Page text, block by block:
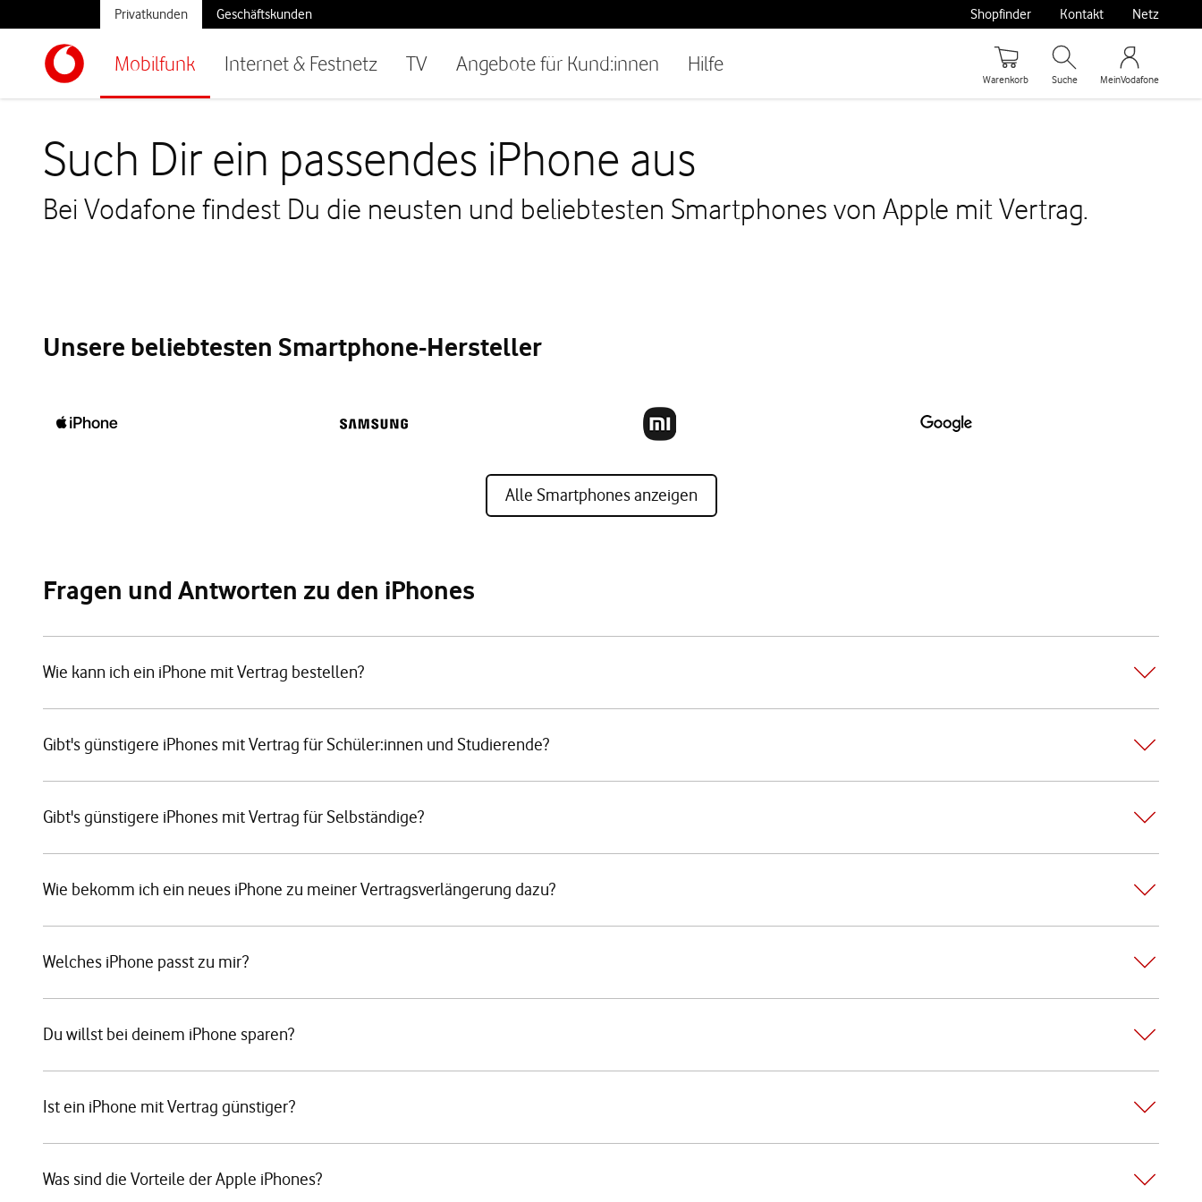
Mobilfunk Internet & Festnetz TV Angebote für Kund:innen Hilfe
Privatkunden Geschäftskunden Shopfinder Kontakt Netz
Warenkorb Suche MeinVodafone
Such Dir ein passendes iPhone aus
Bei Vodafone findest Du die neusten und beliebtesten Smartphones von Apple mit Vertrag.
Unsere beliebtesten Smartphone-Hersteller
Alle Smartphones anzeigen
Fragen und Antworten zu den iPhones
Wie kann ich ein iPhone mit Vertrag bestellen?
Gibt's günstigere iPhones mit Vertrag für Schüler:innen und Studierende?
Gibt's günstigere iPhones mit Vertrag für Selbständige?
Wie bekomm ich ein neues iPhone zu meiner Vertragsverlängerung dazu?
Welches iPhone passt zu mir?
Du willst bei deinem iPhone sparen?
Ist ein iPhone mit Vertrag günstiger?
Was sind die Vorteile der Apple iPhones?